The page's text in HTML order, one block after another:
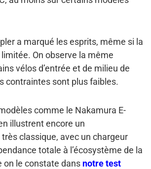
a marqué les esprits, même si la
On observe la même
vélos d’entrée et de milieu de
contraintes sont plus faibles.
comme le Nakamura E-
illustrent encore un
classique, avec un chargeur
totale à l’écosystème de la
on le constate dans notre test